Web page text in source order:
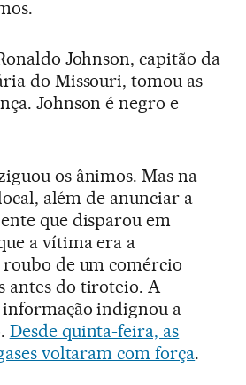
Johnson, capitão da
do Missouri, tomou as
Johnson é negro e
os ânimos. Mas na
além de anunciar a
que disparou em
a vítima era a
de um comércio
antes do tiroteio. A
indignou a
Desde quinta-feira, as
voltaram com força.